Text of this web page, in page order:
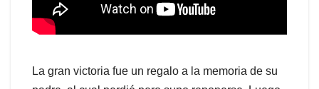
La gran victoria fue un regalo a la memoria de su